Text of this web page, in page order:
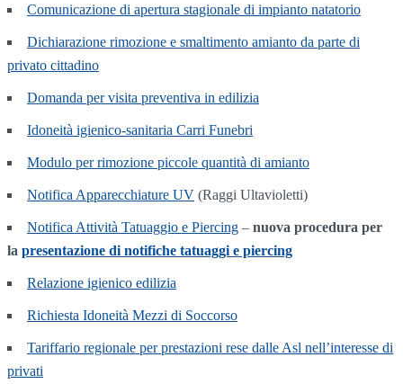
Comunicazione di apertura stagionale di impianto natatorio
Dichiarazione rimozione e smaltimento amianto da parte di
privato cittadino
Domanda per visita preventiva in edilizia
Idoneità igienico-sanitaria Carri Funebri
Modulo per rimozione piccole quantità di amianto
Notifica Apparecchiature UV (Raggi Ultavioletti)
Notifica Attività Tatuaggio e Piercing – nuova procedura per
la presentazione di notifiche tatuaggi e piercing
Relazione igienico edilizia
Richiesta Idoneità Mezzi di Soccorso
Tariffario regionale per prestazioni rese dalle Asl nell’interesse di
privati